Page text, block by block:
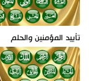
تأييد المؤمنين والحلم